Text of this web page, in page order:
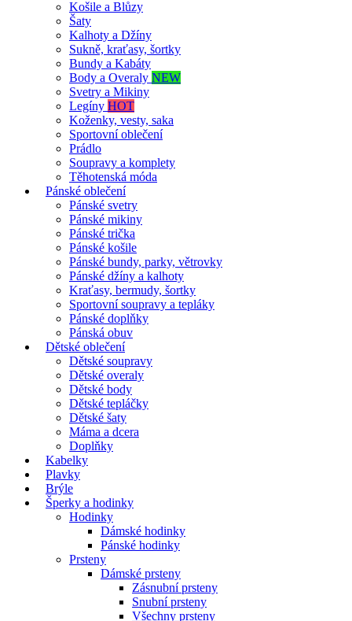
Košile a Blůzy
Šaty
Kalhoty a Džíny
Sukně, kraťasy, šortky
Bundy a Kabáty
Body a Overaly NEW
Svetry a Mikiny
Legíny HOT
Koženky, vesty, saka
Sportovní oblečení
Prádlo
Soupravy a komplety
Těhotenská móda
Pánské oblečení
Pánské svetry
Pánské mikiny
Pánské trička
Pánské košile
Pánské bundy, parky, větrovky
Pánské džíny a kalhoty
Kraťasy, bermudy, šortky
Sportovní soupravy a tepláky
Pánské doplňky
Pánská obuv
Dětské oblečení
Dětské soupravy
Dětské overaly
Dětské body
Dětské tepláčky
Dětské šaty
Máma a dcera
Doplňky
Kabelky
Plavky
Brýle
Šperky a hodinky
Hodinky
Dámské hodinky
Pánské hodinky
Prsteny
Dámské prsteny
Zásnubní prsteny
Snubní prsteny
Všechny prsteny